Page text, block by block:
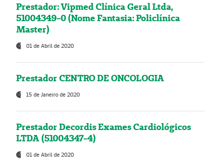
Prestador: Vipmed Clínica Geral Ltda,
51004349-0 (Nome Fantasia: Policlínica
Master)
01 de Abril de 2020
Prestador CENTRO DE ONCOLOGIA
15 de Janeiro de 2020
Prestador Decordis Exames Cardiológicos
LTDA (51004347-4)
01 de Abril de 2020